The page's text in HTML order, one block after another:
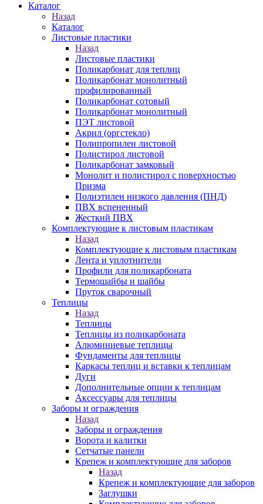
Каталог
Назад
Каталог
Листовые пластики
Назад
Листовые пластики
Поликарбонат для теплиц
Поликарбонат монолитный
профилированный
Поликарбонат сотовый
Поликарбонат монолитный
ПЭТ листовой
Акрил (оргстекло)
Полипропилен листовой
Полистирол листовой
Поликарбонат замковый
Монолит и полистирол с поверхностью
Призма
Полиэтилен низкого давления (ПНД)
ПВХ вспененный
Жесткий ПВХ
Комплектующие к листовым пластикам
Назад
Комплектующие к листовым пластикам
Лента и уплотнители
Профили для поликарбоната
Термошайбы и шайбы
Пруток сварочный
Теплицы
Назад
Теплицы
Теплицы из поликарбоната
Алюминиевые теплицы
Фундаменты для теплицы
Каркасы теплиц и вставки к теплицам
Дуги
Дополнительные опции к теплицам
Аксессуары для теплицы
Заборы и ограждения
Назад
Заборы и ограждения
Ворота и калитки
Сетчатые панели
Крепеж и комплектующие для заборов
Назад
Крепеж и комплектующие для заборов
Заглушки